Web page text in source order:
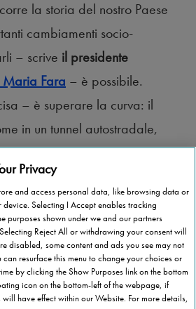
la storia del nostro Paese
cambiamenti socio-
– scrive il presidente
Fara – è possibile.
– è superare la curva: il
in un tunnel autostradale,
apparirà”.
Privacy
and access personal data, like browsing data or
Selecting I Accept enables tracking
purposes shown under we and our partners
Reject All or withdrawing your consent will
disabled, some content and ads you see may not
resurface this menu to change your choices or
by clicking the Show Purposes link on the bottom
icon on the bottom-left of the webpage, if
have effect within our Website. For more details,